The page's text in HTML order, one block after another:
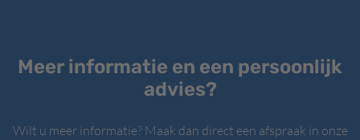
Meer informatie en een persoonlijk
advies?
Wilt u meer informatie? Maak dan direct een afspraak in onze